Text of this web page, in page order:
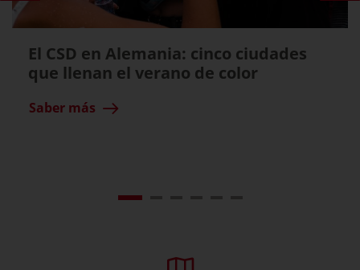
El CSD en Alemania: cinco ciudades
que llenan el verano de color
Saber más